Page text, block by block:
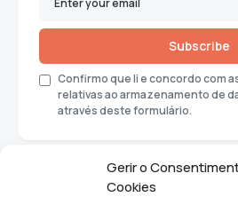
Gerir o
Cookies
Subscribe
Confirmo que li e concordo com
relativas ao armazenamento de
através deste formulário.